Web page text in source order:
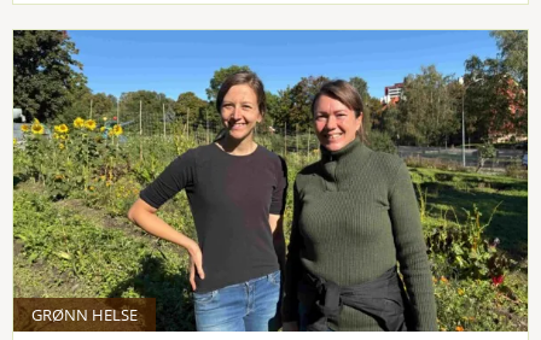
GRØNN HELSE